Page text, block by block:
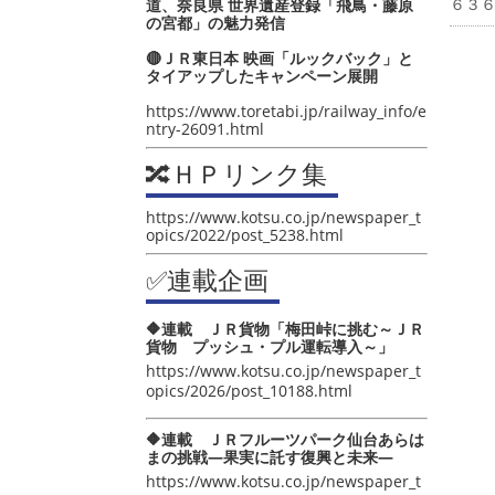
道、奈良県 世界遺産登録「飛鳥・藤原
の宮都」の魅力発信
🔴ＪＲ東日本 映画「ルックバック」と
タイアップしたキャンペーン展開
https://www.toretabi.jp/railway_info/e
ntry-26091.html
🔀ＨＰリンク集
https://www.kotsu.co.jp/newspaper_t
opics/2022/post_5238.html
✅連載企画
🔶連載 ＪＲ貨物「梅田峠に挑む～ＪＲ
貨物 プッシュ・プル運転導入～」
https://www.kotsu.co.jp/newspaper_t
opics/2026/post_10188.html
🔶連載 ＪＲフルーツパーク仙台あらは
まの挑戦―果実に託す復興と未来―
https://www.kotsu.co.jp/newspaper_t